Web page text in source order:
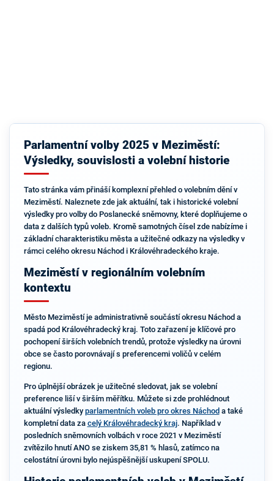
Parlamentní volby 2025 v Meziměstí:
Výsledky, souvislosti a volební historie
Tato stránka vám přináší komplexní přehled o volebním dění v
Meziměstí. Naleznete zde jak aktuální, tak i historické volební
výsledky pro volby do Poslanecké sněmovny, které doplňujeme o
data z dalších typů voleb. Kromě samotných čísel zde nabízíme i
základní charakteristiku města a užitečné odkazy na výsledky v
rámci celého okresu Náchod i Královéhradeckého kraje.
Meziměstí v regionálním volebním
kontextu
Město Meziměstí je administrativně součástí okresu Náchod a
spadá pod Královéhradecký kraj. Toto zařazení je klíčové pro
pochopení širších volebních trendů, protože výsledky na úrovni
obce se často porovnávají s preferencemi voličů v celém
regionu.
Pro úplnější obrázek je užitečné sledovat, jak se volební
preference liší v širším měřítku. Můžete si zde prohlédnout
aktuální výsledky parlamentních voleb pro okres Náchod a také
kompletní data za celý Královéhradecký kraj. Například v
posledních sněmovních volbách v roce 2021 v Meziměstí
zvítězilo hnutí ANO se ziskem 35,81 % hlasů, zatímco na
celostátní úrovni bylo nejúspěšnější uskupení SPOLU.